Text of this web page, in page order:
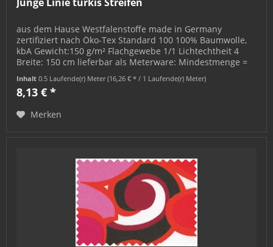
aus dem Hause Westfalenstoffe made in Germany
zertifiziert nach Öko-Tex Standard 100 100% Baumwolle,
kbA Gewicht:150 g/m² Flachgewebe 1/1 Lichtechtheit 4
Breite: 150 cm lieferbar als Meterware: Mindestmenge =
Inhalt0.5 Laufende(r) Meter(16,26 € * / 1 Laufende(r) Meter)
8,13 € *
Merken